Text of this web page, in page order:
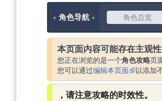
角色导航 角色总览
本页面内容可能存在主观性
您正在浏览的是一个角色攻略页
您可以通过编辑本页面 以添加
，请注意攻略的时效性。